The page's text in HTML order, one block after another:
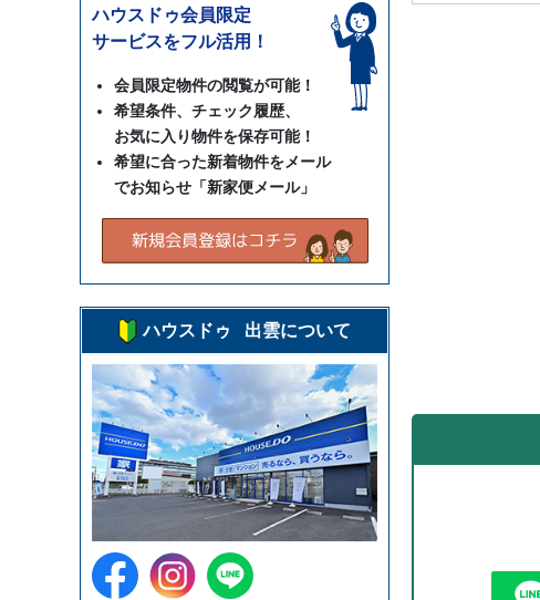
ハウスドゥ会員限定
サービスをフル活用！
会員限定物件の閲覧が可能！
希望条件、チェック履歴、
お気に入り物件を保存可能！
希望に合った新着物件をメール
でお知らせ「新家便メール」
ハウスドゥ 出雲について